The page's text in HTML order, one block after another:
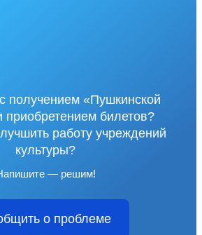
получением «Пушкинской
приобретением билетов?
работу учреждений
культуры?
— решим!
о проблеме